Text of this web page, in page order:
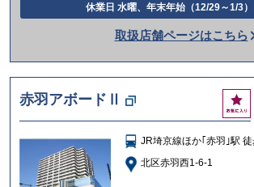
休業日 水曜、年末年始（12/29～1/3
取扱店舗ページはこちら
赤羽アボードⅡ
お
気
入
JR埼京線ほか｢赤羽｣駅
北区赤羽西1-6-1